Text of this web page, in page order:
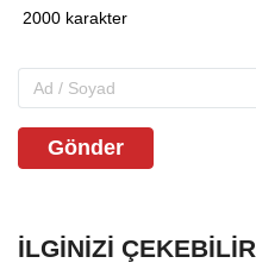
Gönder
İLGINIZI ÇEKEBILIR